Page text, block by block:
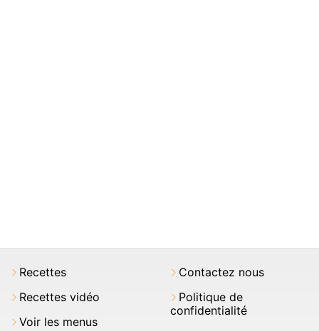
Recettes
Recettes vidéo
Voir les menus
Contactez nous
Politique de
confidentialité